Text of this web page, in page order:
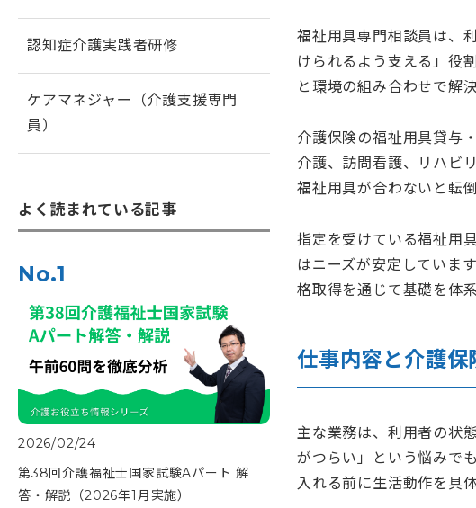
認知症介護実践者研修
ケアマネジャー（介護支援専門
員）
よく読まれている記事
No.1
2026/02/24
第38回介護福祉士国家試験Aパート 解
答・解説（2026年1月実施）
まとめ：福祉用
福祉用具専門相談員は、
けられるよう支える」役
と環境の組み合わせで解
介護保険の福祉用具貸与
介護、訪問看護、リハビ
福祉用具が合わないと転
指定を受けている福祉用
はニーズが安定していま
格取得を通じて基礎を体
仕事内容と介護保
主な業務は、利用者の状
がつらい」という悩みで
入れる前に生活動作を具